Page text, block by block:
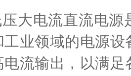
电流直流电源
业领域的电源
流输出，以满